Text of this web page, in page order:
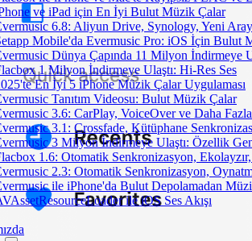
ve iPad için En İyi Bulut Müzik Çalar
6.8: Aliyun Drive, Synology, Yeni
Mobile'da Evermusic Pro: iOS İçin Bulut
Dünya Çapında 11 Milyon İndirmeye
1 Milyon İndirmeye Ulaştı: Hi-Res Ses
En İyi 5 iPhone Müzik Çalar Uygulaması
Tanıtım Videosu: Bulut Müzik Çalar
3.6: CarPlay, VoiceOver ve Daha
3.1: Crossfade, Kütüphane
3 Milyon İndirmeye Ulaştı: Özellik
1.6: Otomatik Senkronizasyon,
2.3: Otomatik Senkronizasyon,
ile iPhone'da Bulut Depolamadan
ile iOS Ses Akışı